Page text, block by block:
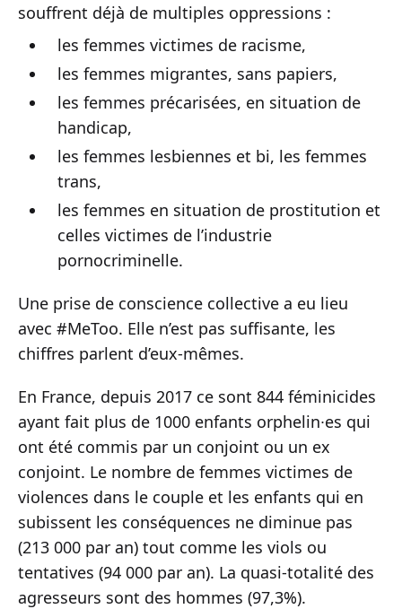
souffrent déjà de multiples oppressions :
les femmes victimes de racisme,
les femmes migrantes, sans papiers,
les femmes précarisées, en situation de
handicap,
les femmes lesbiennes et bi, les femmes
trans,
les femmes en situation de prostitution et
celles victimes de l’industrie
pornocriminelle.
Une prise de conscience collective a eu lieu
avec #MeToo. Elle n’est pas suffisante, les
chiffres parlent d’eux-mêmes.
En France, depuis 2017 ce sont 844 féminicides
ayant fait plus de 1000 enfants orphelin∙es qui
ont été commis par un conjoint ou un ex
conjoint. Le nombre de femmes victimes de
violences dans le couple et les enfants qui en
subissent les conséquences ne diminue pas
(213 000 par an) tout comme les viols ou
tentatives (94 000 par an). La quasi-totalité des
agresseurs sont des hommes (97,3%).